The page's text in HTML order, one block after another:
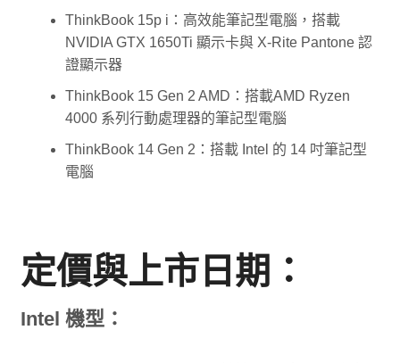
ThinkBook 15p i：高效能筆記型電腦，搭載
NVIDIA GTX 1650Ti 顯示卡與 X-Rite Pantone 認
證顯示器
ThinkBook 15 Gen 2 AMD：搭載AMD Ryzen
4000 系列行動處理器的筆記型電腦
ThinkBook 14 Gen 2：搭載 Intel 的 14 吋筆記型
電腦
定價與上市日期：
Intel 機型：